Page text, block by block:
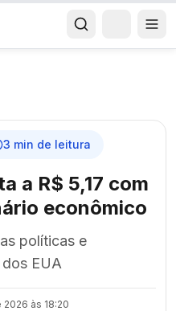
3 min de leitura
a R$ 5,17 com
econômico
políticas e
EUA
às 18:20